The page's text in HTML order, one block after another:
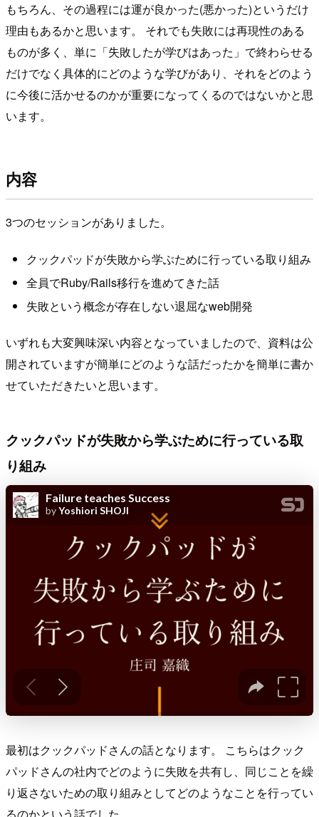
もちろん、その過程には運が良かった(悪かった)というだけ
理由もあるかと思います。 それでも失敗には再現性のある
ものが多く、単に「失敗したが学びはあった」で終わらせる
だけでなく具体的にどのような学びがあり、それをどのよう
に今後に活かせるのかが重要になってくるのではないかと思
います。
内容
3つのセッションがありました。
クックパッドが失敗から学ぶために行っている取り組み
全員でRuby/Rails移行を進めてきた話
失敗という概念が存在しない退屈なweb開発
いずれも大変興味深い内容となっていましたので、資料は公
開されていますが簡単にどのような話だったかを簡単に書か
せていただきたいと思います。
クックパッドが失敗から学ぶために行っている取
り組み
最初はクックパッドさんの話となります。 こちらはクック
パッドさんの社内でどのように失敗を共有し、同じことを繰
り返さないための取り組みとしてどのようなことを行ってい
るのかという話でした。